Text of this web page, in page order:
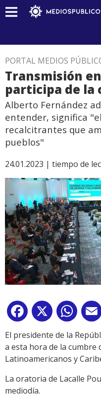
PORTAL MEDIOS
Transmisión
participa de la
Alberto Fernández
entender, significa
recalcitrantes que
pueblos"
24.01.2023 | tiempo de
Facebook
X
El presidente de la
a esta hora de la cumbre
Latinoamericanos y
La oratoria de Lacalle
mediodía.